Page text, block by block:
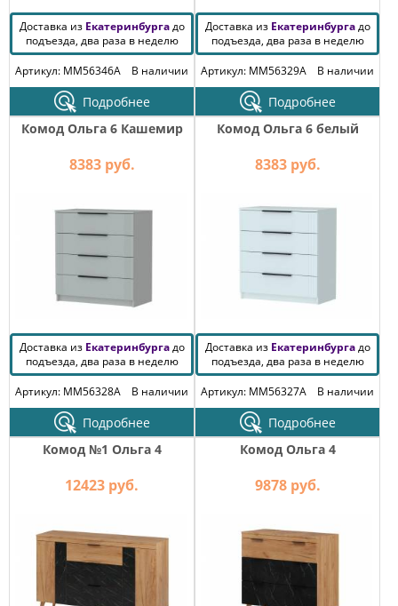
Доставка из Екатеринбургадо
подъезда, два раза в неделю
Артикул: MM56346A
В наличии
Подробнее
Доставка из Екатеринбургадо
подъезда, два раза в неделю
Артикул: MM56329A
В наличии
Подробнее
Комод Ольга 6 Кашемир
8383 руб.
Доставка из Екатеринбургадо
подъезда, два раза в неделю
Артикул: MM56328A
В наличии
Подробнее
Комод Ольга 6 белый
8383 руб.
Доставка из Екатеринбургадо
подъезда, два раза в неделю
Артикул: MM56327A
В наличии
Подробнее
Комод №1 Ольга 4
12423 руб.
Комод Ольга 4
9878 руб.
ВАННОЙ
МЕБЕЛЬ-
ТРАНСФОРМЕР
РАЗНАЯ
МЕБЕЛЬ
СТОЛИКИ
ДИВАНЧИКИ
МЕБЕЛЬ
ЗЕРКАЛА
ФАБРИКИ
МЕБЕЛИ